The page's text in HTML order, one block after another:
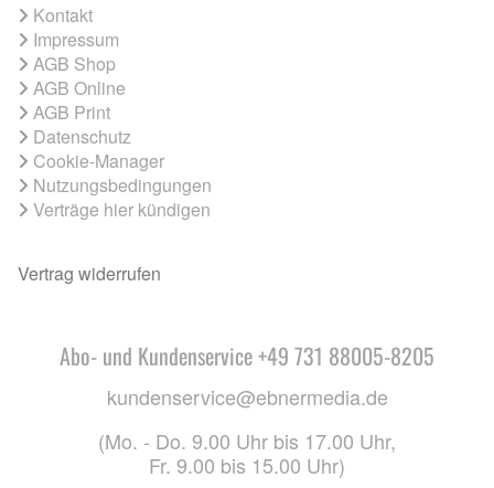
Kontakt
Impressum
AGB Shop
AGB Online
AGB Print
Datenschutz
Cookie-Manager
Nutzungsbedingungen
Verträge hier kündigen
Vertrag widerrufen
Abo- und Kundenservice +49 731 88005-8205
kundenservice@ebnermedia.de
(Mo. - Do. 9.00 Uhr bis 17.00 Uhr,
Fr. 9.00 bis 15.00 Uhr)